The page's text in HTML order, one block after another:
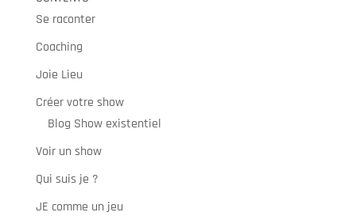
Se raconter
Coaching
Joie Lieu
Créer votre show
Blog Show existentiel
Voir un show
Qui suis je ?
JE comme un jeu